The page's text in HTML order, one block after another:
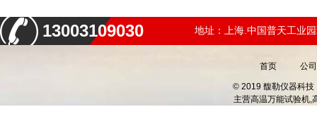
13003109030 地址：上海.中国普天工业
首页 公
© 2019 馥勒仪器科技
主营高温万能试验机,